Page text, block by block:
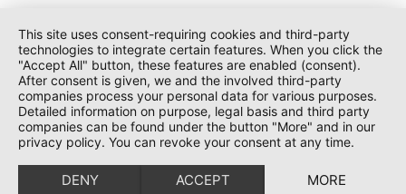
This site uses consent-requiring cookies and third-party
technologies to integrate certain features. When you click the
"Accept All" button, these features are enabled (consent).
After consent is given, we and the involved third-party
companies process your personal data for various purposes.
Detailed information on purpose, legal basis and third party
companies can be found under the button "More" and in our
privacy policy. You can revoke your consent at any time.
DENY ACCEPT MORE